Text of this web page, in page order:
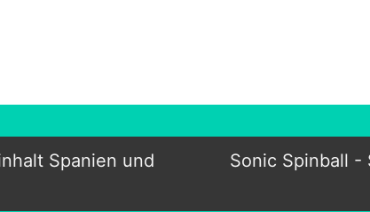
Spanien und
Sonic Spinball -